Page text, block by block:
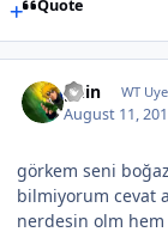
Quote
guin WT
August 11,
görkem seni
bilmiyorum cevat
nerdesin olm hem